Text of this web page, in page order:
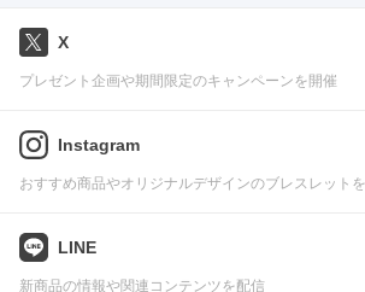
X
プレゼント企画や期間限定のキャンペーンを開催
Instagram
おすすめ商品やオリジナルデザインのブレスレット
LINE
新商品の情報や関連コンテンツを配信